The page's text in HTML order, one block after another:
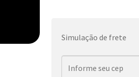
Simulação de frete